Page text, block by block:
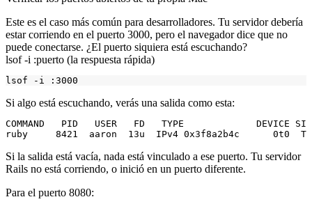
Este es el caso más común para desarrolladores. Tu servidor debería
estar corriendo en el puerto 3000, pero el navegador dice que no
puede conectarse. ¿El puerto siquiera está escuchando?
lsof -i :puerto (la respuesta rápida)
Si algo está escuchando, verás una salida como esta:
COMMAND   PID   USER   FD   TYPE             DEVICE SIZE/
Si la salida está vacía, nada está vinculado a ese puerto. Tu servidor
Rails no está corriendo, o inició en un puerto diferente.
Para el puerto 8080: